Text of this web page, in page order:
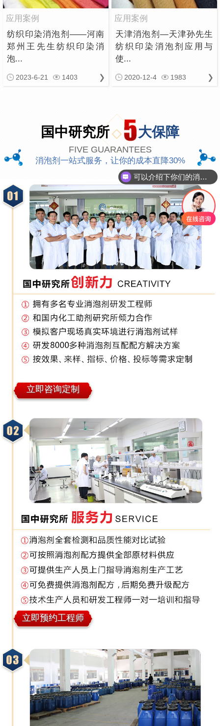
应用案例
纺织印染消泡剂——河南
郑州王先生纺织印染消
泡...
2023-6-21 1403
应用案例
天津消泡剂—天津孙先生
纺织印染消泡剂应用与
使...
2020-12-4 1983
国中研究所 大保障
FIVE GUARANTEES
消泡剂一站式服务，让你的成本直降30%
立即咨询定制
立即预约工程师
可以介绍下你们的消泡剂么